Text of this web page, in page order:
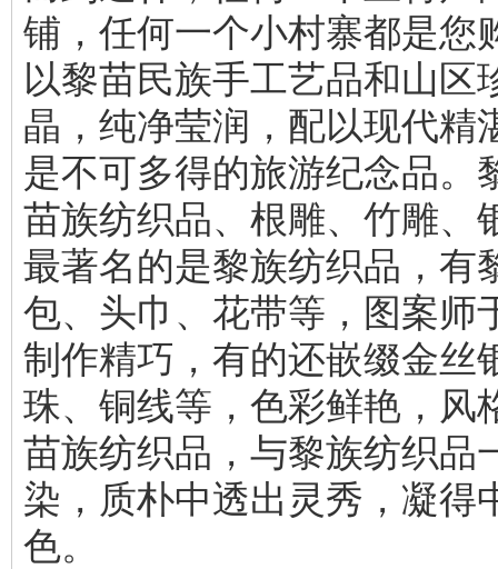
铺，任何一个小村寨都是您
以黎苗民族手工艺品和山区
晶，纯净莹润，配以现代精
是不可多得的旅游纪念品。
苗族纺织品、根雕、竹雕、
最著名的是黎族纺织品，有
包、头巾、花带等，图案师
制作精巧，有的还嵌缀金丝
珠、铜线等，色彩鲜艳，风
苗族纺织品，与黎族纺织品
染，质朴中透出灵秀，凝得
色。